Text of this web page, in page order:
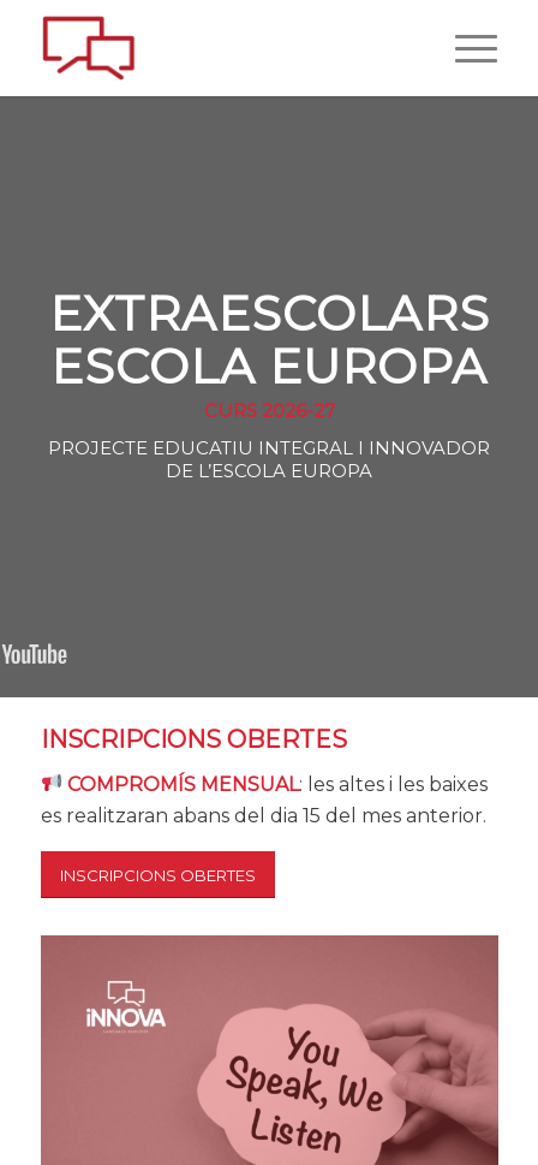
EXTRAESCOLARS
ESCOLA EUROPA
CURS 2026-27
PROJECTE EDUCATIU INTEGRAL I INNOVADOR
DE L’ESCOLA EUROPA
INSCRIPCIONS OBERTES
COMPROMÍS MENSUAL: les altes i les baixes
es realitzaran abans del dia 15 del mes anterior.
INSCRIPCIONS OBERTES